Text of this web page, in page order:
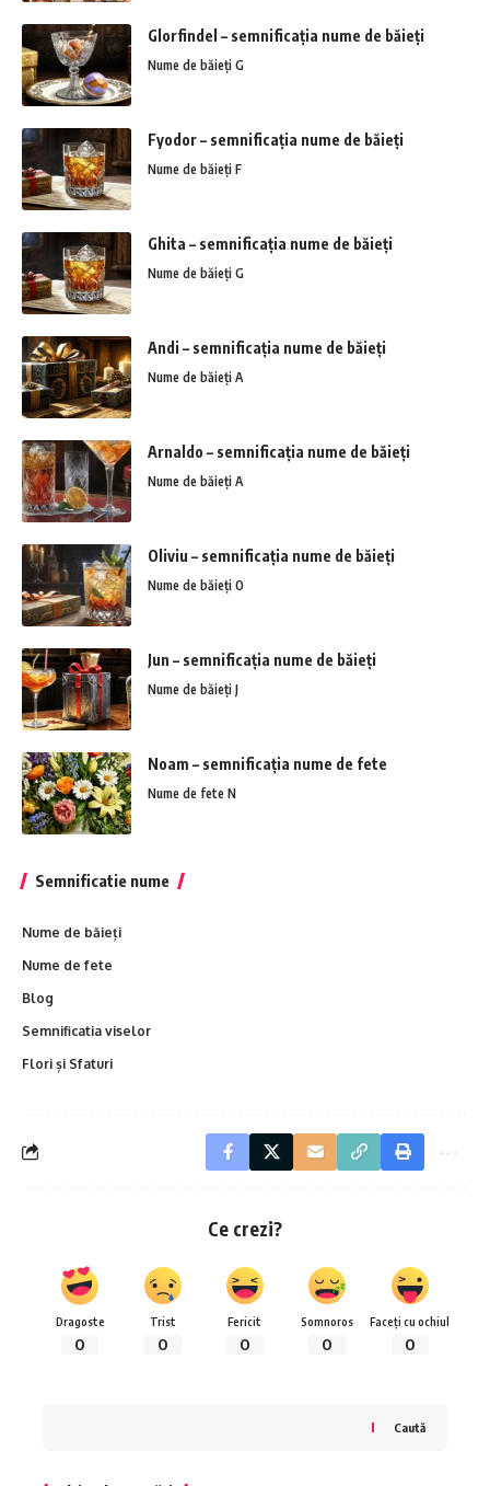
Glorfindel – semnificația nume de băieți
Nume de băieți G
Fyodor – semnificația nume de băieți
Nume de băieți F
Ghita – semnificația nume de băieți
Nume de băieți G
Andi – semnificația nume de băieți
Nume de băieți A
Arnaldo – semnificația nume de băieți
Nume de băieți A
Oliviu – semnificația nume de băieți
Nume de băieți O
Jun – semnificația nume de băieți
Nume de băieți J
Noam – semnificația nume de fete
Nume de fete N
Semnificatie nume
Nume de băieți
Nume de fete
Blog
Semnificatia viselor
Flori și Sfaturi
Ce crezi?
Dragoste
0
Trist
0
Fericit
0
Somnoros
0
Faceți cu ochiul
0
Caută